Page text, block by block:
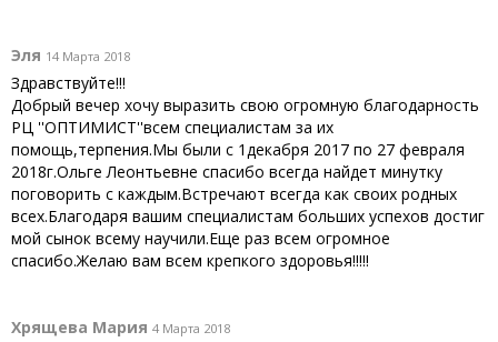
Эля 14 Марта 2018
Здравствуйте!!!
Добрый вечер хочу выразить свою огромную благодарность
РЦ ''ОПТИМИСТ''всем специалистам за их
помощь,терпения.Мы были с 1декабря 2017 по 27 февраля
2018г.Ольге Леонтьевне спасибо всегда найдет минутку
поговорить с каждым.Встречают всегда как своих родных
всех.Благодаря вашим специалистам больших успехов достиг
мой сынок всему научили.Еще раз всем огромное
спасибо.Желаю вам всем крепкого здоровья!!!!!
Хрящева Мария 4 Марта 2018